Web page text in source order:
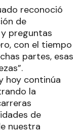
reconoció
de
preguntas
con el tiempo
partes, esas
hoy continúa
la
de
nuestra